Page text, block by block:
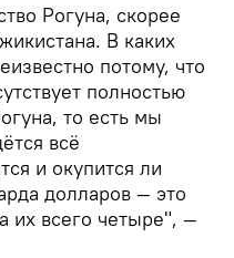
Рогуна, скорее
В каких
потому, что
полностью
то есть мы
всё
и окупится ли
долларов — это
их всего четыре", —